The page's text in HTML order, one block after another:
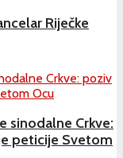
Riječke
sinodalne Crkve:
peticije Svetom